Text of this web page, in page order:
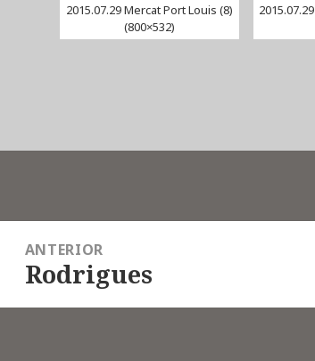
2015.07.29 Mercat Port Louis (8)
(800×532)
d'entrades
ANTERIOR
Entrada
Rodrigues